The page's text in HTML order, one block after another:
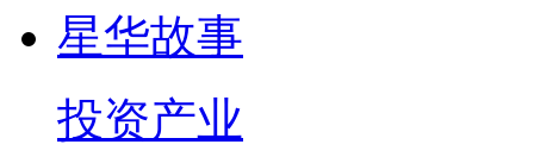
星华故事
投资产业